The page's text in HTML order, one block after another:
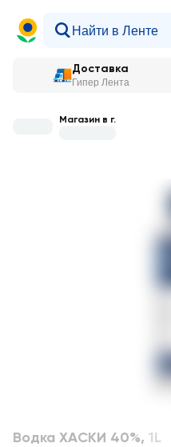
Доставка
Гипер Лента
Магазин в г.
Водка ХАСКИ 40%, 1L